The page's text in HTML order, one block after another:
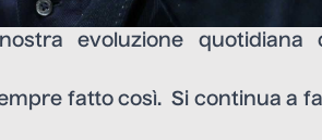
evoluzione quotidiana
fatto così. Si continua a